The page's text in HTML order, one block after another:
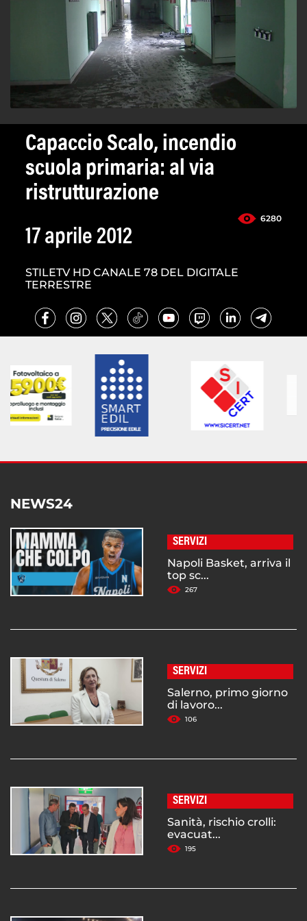
Capaccio Scalo, incendio
scuola primaria: al via
ristrutturazione
6280
17 aprile 2012
STILETV HD CANALE 78 DEL DIGITALE
TERRESTRE
NEWS24
SERVIZI
Napoli Basket, arriva il
top sc...
267
SERVIZI
Salerno, primo giorno
di lavoro...
106
SERVIZI
Sanità, rischio crolli:
evacuat...
195